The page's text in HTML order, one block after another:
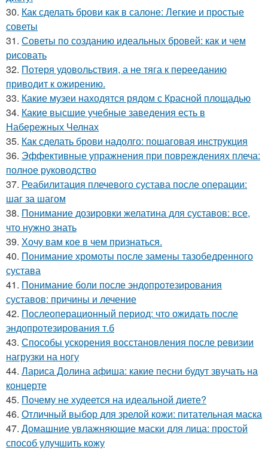
30. Как сделать брови как в салоне: Легкие и простые
советы
31. Советы по созданию идеальных бровей: как и чем
рисовать
32. Потеря удовольствия, а не тяга к перееданию
приводит к ожирению.
33. Какие музеи находятся рядом с Красной площадью
34. Какие высшие учебные заведения есть в
Набережных Челнах
35. Как сделать брови надолго: пошаговая инструкция
36. Эффективные упражнения при повреждениях плеча:
полное руководство
37. Реабилитация плечевого сустава после операции:
шаг за шагом
38. Понимание дозировки желатина для суставов: все,
что нужно знать
39. Хочу вам кое в чем признаться.
40. Понимание хромоты после замены тазобедренного
сустава
41. Понимание боли после эндопротезирования
суставов: причины и лечение
42. Послеоперационный период: что ожидать после
эндопротезирования т.б
43. Способы ускорения восстановления после ревизии
нагрузки на ногу
44. Лариса Долина афиша: какие песни будут звучать на
концерте
45. Почему не худеется на идеальной диете?
46. Отличный выбор для зрелой кожи: питательная маска
47. Домашние увлажняющие маски для лица: простой
способ улучшить кожу